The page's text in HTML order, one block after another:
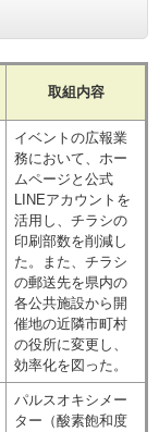
取組内容
イベントの広報業
務において、ホー
ムページと公式
LINEアカウントを
活用し、チラシの
印刷部数を削減し
た。また、チラシ
の郵送先を県内の
各公共施設から開
催地の近隣市町村
の役所に変更し、
効率化を図った。
パルスオキシメー
ター（酸素飽和度